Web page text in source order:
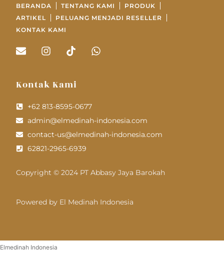
BERANDA TENTANG KAMI
PRODUK
ARTIKEL
PELUANG MENJADI RESELLER
KONTAK KAMI
Kontak Kami
+62 813-8595-0677
admin@elmedinah-indonesia.com
contact-us@elmedinah-indonesia.com
62821-2965-6939
Copyright © 2024 PT Abbasy Jaya Barokah
Powered by El Medinah Indonesia
Elmedinah Indonesia